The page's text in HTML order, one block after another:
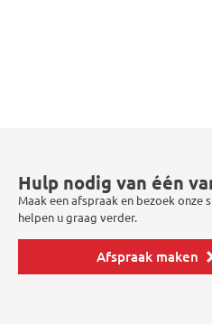
Hulp nodig van één
Maak een afspraak en bezoek onze
helpen u graag verder.
Afspraak maken